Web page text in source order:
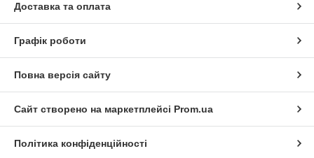
Доставка та оплата
Графік роботи
Повна версія сайту
Сайт створено на маркетплейсі Prom.ua
Політика конфіденційності